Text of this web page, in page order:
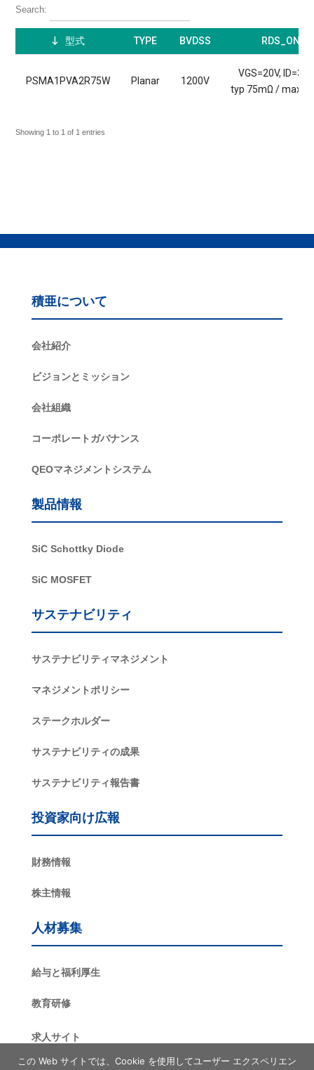
Search:
型式 TYPE BVDSS RDS_ON
PSMA1PVA2R75W Planar 1200V
VGS=20V,
typ 75mΩ / max
Showing 1 to 1 of 1 entries
積亜について
会社紹介
ビジョンとミッション
会社組織
コーポレートガバナンス
QEOマネジメントシステム
製品情報
SiC Schottky Diode
SiC MOSFET
サステナビリティ
サステナビリティマネジメント
マネジメントポリシー
ステークホルダー
サステナビリティの成果
サステナビリティ報告書
投資家向け広報
財務情報
株主情報
人材募集
給与と福利厚生
教育研修
求人サイト
この Web サイトでは、Cookie を使用してユーザー エクスペリエン